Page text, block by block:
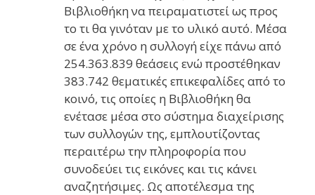
Βιβλιοθήκη να πειραματιστεί ως προς
το τι θα γινόταν με το υλικό αυτό. Μέσα
σε ένα χρόνο η συλλογή είχε πάνω από
254.363.839 θεάσεις ενώ προστέθηκαν
383.742 θεματικές επικεφαλίδες από το
κοινό, τις οποίες η Βιβλιοθήκη θα
ενέτασε μέσα στο σύστημα διαχείρισης
των συλλογών της, εμπλουτίζοντας
περαιτέρω την πληροφορία που
συνοδεύει τις εικόνες και τις κάνει
αναζητήσιμες. Ως αποτέλεσμα της